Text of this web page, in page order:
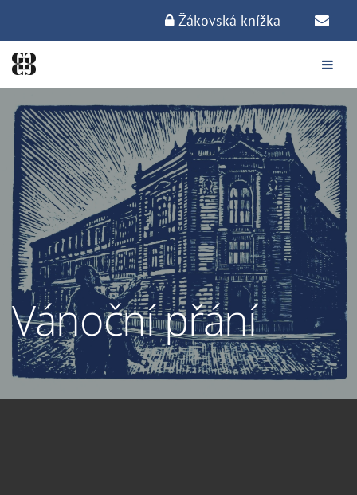
Žákovská knížka
Vánoční přání